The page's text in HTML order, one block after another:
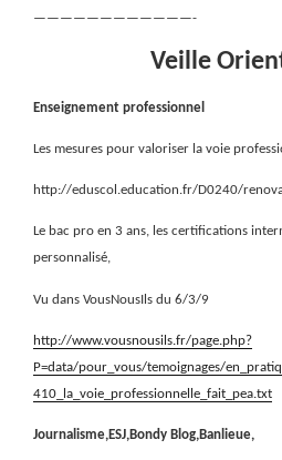
————————————-
Veille
Enseignement professionnel
Les mesures pour valoriser la voie
http://eduscol.education.fr/D0240/
Le bac pro en 3 ans, les certifications
personnalisé,
Vu dans VousNousIls du 6/3/9
http://www.vousnousils.fr/page.php?
P=data/pour_vous/temoignages/
410_la_voie_professionnelle_fait_pea.txt
Journalisme,ESJ,Bondy Blog,Banlieue,